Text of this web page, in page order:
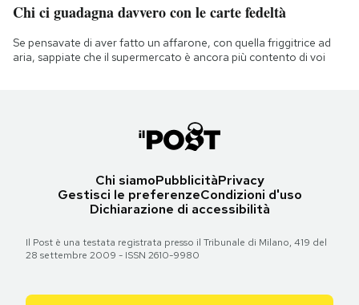
Chi ci guadagna davvero con le carte fedeltà
Se pensavate di aver fatto un affarone, con quella friggitrice ad
aria, sappiate che il supermercato è ancora più contento di voi
Chi siamoPubblicitàPrivacy
Gestisci le preferenzeCondizioni d'uso
Dichiarazione di accessibilità
Il Post è una testata registrata presso il Tribunale di Milano, 419 del
28 settembre 2009 - ISSN 2610-9980